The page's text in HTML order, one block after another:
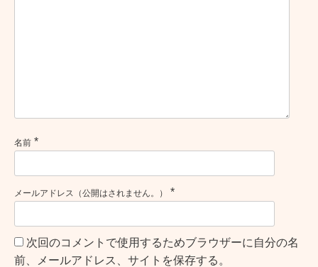
名前 *
メールアドレス（公開はされません。） *
次回のコメントで使用するためブラウザーに自分の名
前、メールアドレス、サイトを保存する。